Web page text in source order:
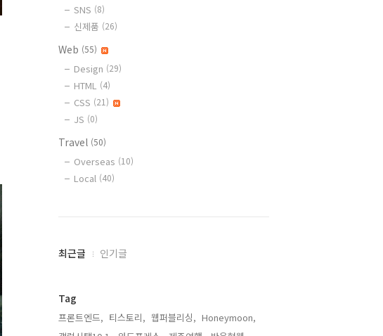
SNS (8)
신제품 (26)
Web (55)
Design (29)
HTML (4)
CSS (21)
JS (0)
Travel (50)
Overseas (10)
Local (40)
최
과
기
최근글 인기글
Tag
프론트엔드, 티스토리, 웹퍼블리싱, Honeymoon,